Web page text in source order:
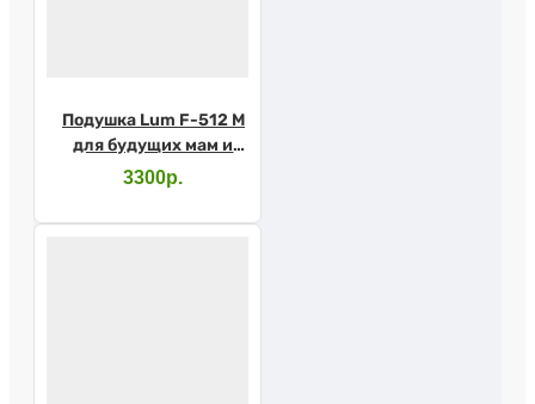
Подушка Lum F-512 M
для будущих мам и
малышей
3300р.